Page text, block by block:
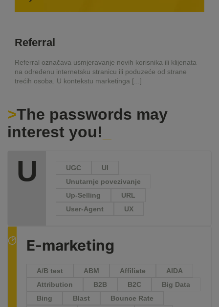
Referral
Referral označava usmjeravanje novih korisnika ili klijenata
na određenu internetsku stranicu ili poduzeće od strane
trećih osoba. U kontekstu marketinga [...]
The passwords may
interest you!
U UGC
UI
Unutarnje povezivanje
Up-Selling
URL
User-Agent
UX
E-marketing
A/B test ABM Affiliate
AIDA
Attribution
B2B B2C
Big Data
Bing
Blast Bounce Rate